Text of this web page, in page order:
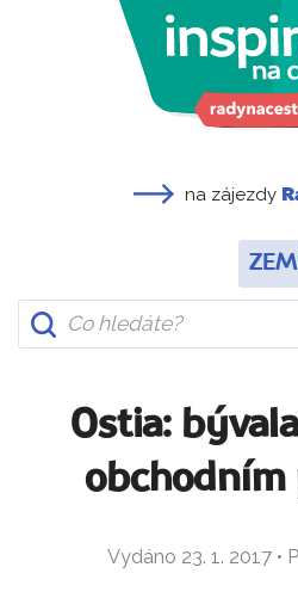
na zájezdy
Ostia:
obchodním
Vydáno 23. 1. 2017 •